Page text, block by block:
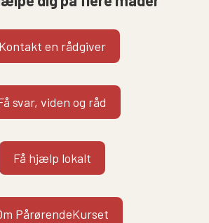
Kontakt en rådgiver
svar, viden og råd
Få hjælp lokalt
PårørendeKurset